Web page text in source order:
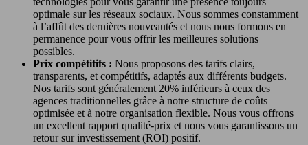
optimale sur les réseaux sociaux. Nous sommes constamment
à l’affût des dernières nouveautés et nous nous formons en
permanence pour vous offrir les meilleures solutions
possibles.
Prix compétitifs : Nous proposons des tarifs clairs,
transparents, et compétitifs, adaptés aux différents budgets.
Nos tarifs sont généralement 20% inférieurs à ceux des
agences traditionnelles grâce à notre structure de coûts
optimisée et à notre organisation flexible. Nous vous offrons
un excellent rapport qualité-prix et nous vous garantissons un
retour sur investissement (ROI) positif.